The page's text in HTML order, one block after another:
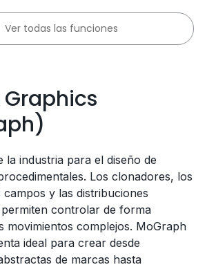
Ver todas las funciones
la industria para el diseño de
Los clonadores, los
y las distribuciones
controlar de forma
movimientos complejos. MoGraph
ideal para crear desde
de marcas hasta